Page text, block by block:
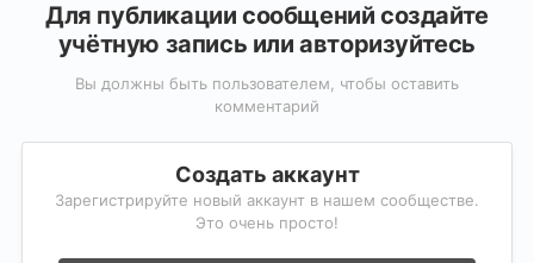
Для публикации сообщений создайте
учётную запись или авторизуйтесь
Вы должны быть пользователем, чтобы оставить
комментарий
Создать аккаунт
Зарегистрируйте новый аккаунт в нашем сообществе.
Это очень просто!